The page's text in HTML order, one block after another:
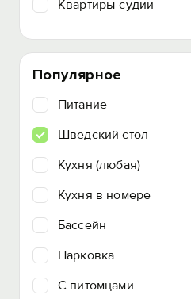
Квартиры-судии
Популярное
Питание
Шведский стол
Кухня (любая)
Кухня в номере
Бассейн
Парковка
C питомцами